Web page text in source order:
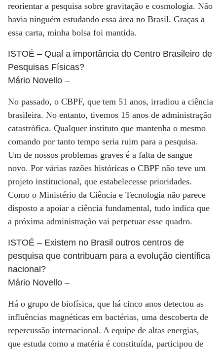
reorientar a pesquisa sobre gravitação e cosmologia. Não
havia ninguém estudando essa área no Brasil. Graças a
essa carta, minha bolsa foi mantida.
ISTOÉ – Qual a importância do Centro Brasileiro de
Pesquisas Físicas?
Mário Novello –
No passado, o CBPF, que tem 51 anos, irradiou a ciência
brasileira. No entanto, tivemos 15 anos de administração
catastrófica. Qualquer instituto que mantenha o mesmo
comando por tanto tempo seria ruim para a pesquisa.
Um de nossos problemas graves é a falta de sangue
novo. Por várias razões históricas o CBPF não teve um
projeto institucional, que estabelecesse prioridades.
Como o Ministério da Ciência e Tecnologia não parece
disposto a apoiar a ciência fundamental, tudo indica que
a próxima administração vai perpetuar esse quadro.
ISTOÉ – Existem no Brasil outros centros de
pesquisa que contribuam para a evolução científica
nacional?
Mário Novello –
Há o grupo de biofísica, que há cinco anos detectou as
influências magnéticas em bactérias, uma descoberta de
repercussão internacional. A equipe de altas energias,
que estuda como a matéria é constituída, participou de